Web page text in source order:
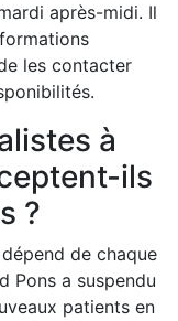
après-midi. Il
les contacter
à
ils
?
de chaque
Pons a suspendu
patients en